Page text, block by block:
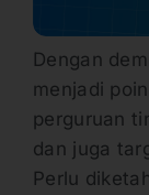
Dengan
menjadi
perguruan
dan juga
Perlu